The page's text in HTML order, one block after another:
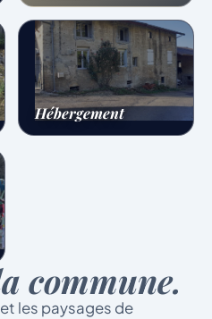
Hébergement
commune.
les paysages de